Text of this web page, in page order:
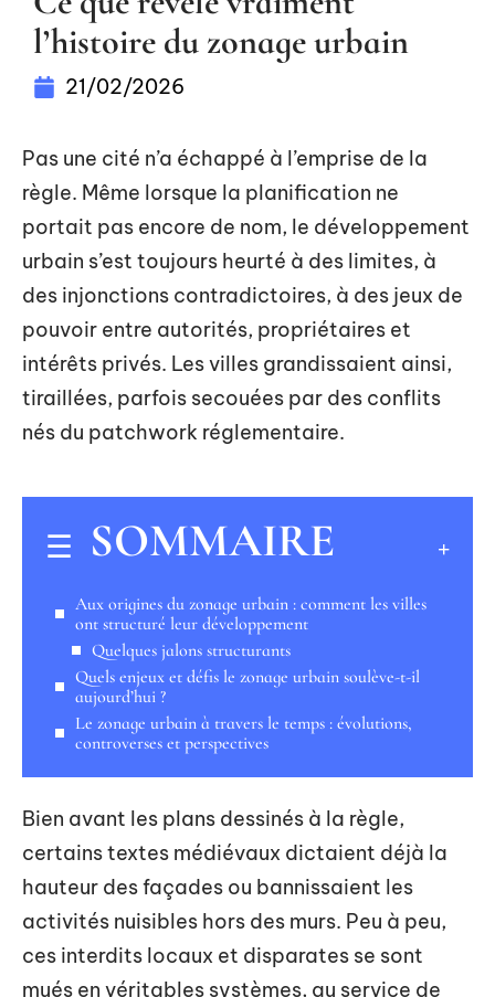
l’histoire du zonage urbain
21/02/2026
Pas une cité n’a échappé à l’emprise de la
règle. Même lorsque la planification ne
portait pas encore de nom, le développement
urbain s’est toujours heurté à des limites, à
des injonctions contradictoires, à des jeux de
pouvoir entre autorités, propriétaires et
intérêts privés. Les villes grandissaient ainsi,
tiraillées, parfois secouées par des conflits
nés du patchwork réglementaire.
SOMMAIRE
Aux origines du zonage urbain : comment les villes
ont structuré leur développement
Quelques jalons structurants
Quels enjeux et défis le zonage urbain soulève-t-il
aujourd’hui ?
Le zonage urbain à travers le temps : évolutions,
controverses et perspectives
Bien avant les plans dessinés à la règle,
certains textes médiévaux dictaient déjà la
hauteur des façades ou bannissaient les
activités nuisibles hors des murs. Peu à peu,
ces interdits locaux et disparates se sont
mués en véritables systèmes, au service de